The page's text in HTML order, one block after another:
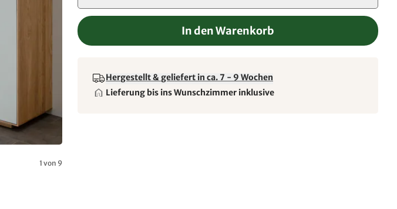
1 von 9
In den Warenkorb
Hergestellt & geliefert in ca. 7 - 9 Wochen
Lieferung bis ins Wunschzimmer inklusive